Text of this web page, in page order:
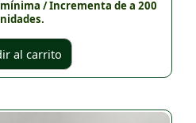
/ Incrementa de a 200
al carrito